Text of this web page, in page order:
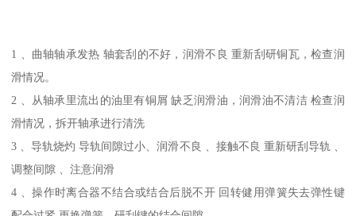
1 、曲轴轴承发热 轴套刮的不好，润滑不良 重新刮研铜瓦，检查润
滑情况。
2 、从轴承里流出的油里有铜屑 缺乏润滑油，润滑油不清洁 检查润
滑情况，拆开轴承进行清洗
3 、导轨烧灼 导轨间隙过小、润滑不良 、接触不良 重新研刮导轨 、
调整间隙 、注意润滑
4 、操作时离合器不结合或结合后脱不开 回转健用弹簧失去弹性键